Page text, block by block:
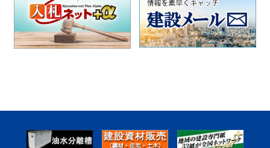
０年度に
県渋川森林事務所は渋川市赤城町棚下地内で進める谷止工整
備を２０２０年度も実施する。全体計画は15基の設置とな
り、20年度は残る３基の設置となる見込み。同地区整備は既
化粧品メーカーのアサヌマコーポレーション（東京都中野
区）は新たに生産工場を建設する。床面積は最大１万６００